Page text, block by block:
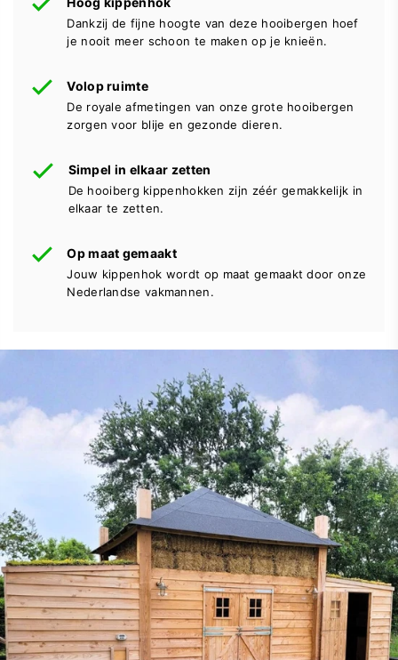
Dankzij de fijne hoogte van deze hooibergen hoef
je nooit meer schoon te maken op je knieën.
Volop ruimte
De royale afmetingen van onze grote hooibergen
zorgen voor blije en gezonde dieren.
Simpel in elkaar zetten
De hooiberg kippenhokken zijn zéér gemakkelijk in
elkaar te zetten.
Op maat gemaakt
Jouw kippenhok wordt op maat gemaakt door onze
Nederlandse vakmannen.